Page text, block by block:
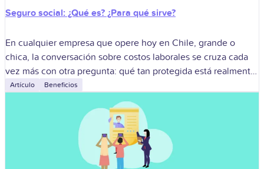
Seguro social: ¿Qué es? ¿Para qué sirve?
En cualquier empresa que opere hoy en Chile, grande o
chica, la conversación sobre costos laborales se cruza cada
vez más con otra pregunta: qué tan protegida está realmente
laArtículo Beneficios